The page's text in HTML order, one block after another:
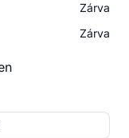
Zárva
Zárva